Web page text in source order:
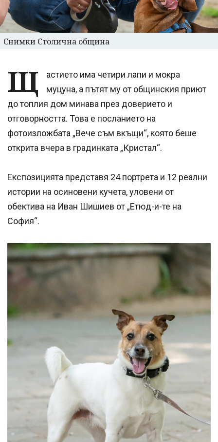
Снимки Столична община
Щ
астието има четири лапи и мокра
муцуна, а пътят му от общинския приют
до топлия дом минава през доверието и
отговорността. Това е посланието на
фотоизложбата „Вече съм вкъщи“, която беше
открита вчера в градинката „Кристал“.
Експозицията представя 24 портрета и 12 реални
истории на осиновени кучета, уловени от
обектива на Иван Шишиев от „Етюд-и-те на
София“.